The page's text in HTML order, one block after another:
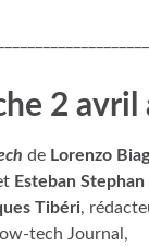
2 avril
de Lorenzo
Esteban Stephan
Tibéri,
tech Journal,